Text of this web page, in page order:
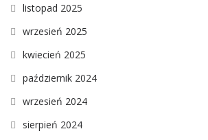
listopad 2025
wrzesień 2025
kwiecień 2025
październik 2024
wrzesień 2024
sierpień 2024